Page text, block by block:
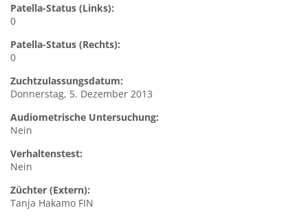
Patella-Status (Links):
0
Patella-Status (Rechts):
0
Zuchtzulassungsdatum:
Donnerstag, 5. Dezember 2013
Audiometrische Untersuchung:
Nein
Verhaltenstest:
Nein
Züchter (Extern):
Tanja Hakamo FIN